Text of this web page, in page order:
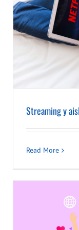
Streaming y
Read More